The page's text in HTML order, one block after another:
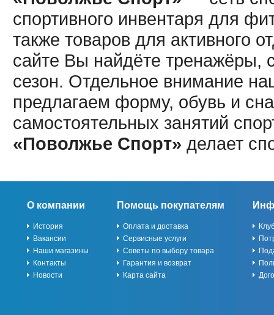
спортивного инвентаря для
также товаров для активного
сайте Вы найдёте тренажёры,
сезон. Отдельное внимание
предлагаем форму, обувь и
самостоятельных занятий
«Поволжье Спорт» делает
О компании
История
Вакансии
Наши магазины
Контакты
Новости
Помощь покупателям
Оплата и доставка
Сервисные услуги
Советы по выбору товара
Гарантия и возврат
Карта сайта